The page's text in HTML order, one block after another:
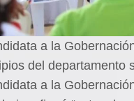
a la
del departamento
a la